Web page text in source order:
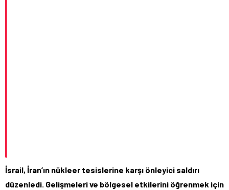
İsrail, İran’ın nükleer tesislerine karşı önleyici saldırı
düzenledi. Gelişmeleri ve bölgesel etkilerini öğrenmek için